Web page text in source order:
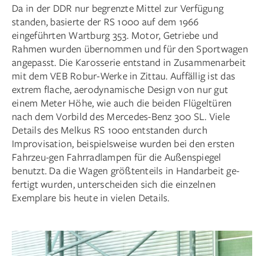
Da in der DDR nur begrenzte Mittel zur Verfügung
standen, basierte der RS 1000 auf dem 1966
eingeführten Wartburg 353. Motor, Getriebe und
Rahmen wurden übernommen und für den Sportwagen
angepasst. Die Karosserie entstand in Zusammenarbeit
mit dem VEB Robur-Werke in Zittau. Auffällig ist das
extrem flache, aerodynamische Design von nur gut
einem Meter Höhe, wie auch die beiden Flügeltüren
nach dem Vorbild des Mercedes-Benz 300 SL. Viele
Details des Melkus RS 1000 entstanden durch
Improvisation, beispielsweise wurden bei den ersten
Fahrzeu-gen Fahrradlampen für die Außenspiegel
benutzt. Da die Wagen größtenteils in Handarbeit ge-
fertigt wurden, unterscheiden sich die einzelnen
Exemplare bis heute in vielen Details.